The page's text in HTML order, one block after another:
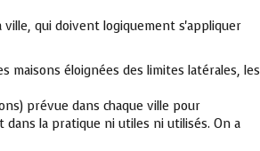
qui doivent logiquement s'appliquer
maisons éloignées des limites latérales, les
prévue dans chaque ville pour
dans la pratique ni utiles ni utilisés. On a